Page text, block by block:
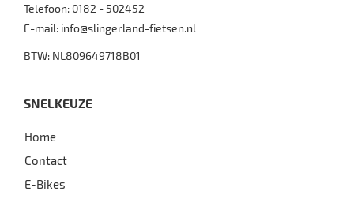
Telefoon: 0182 - 502452
E-mail: info@slingerland-fietsen.nl
BTW: NL809649718B01
SNELKEUZE
Home
Contact
E-Bikes